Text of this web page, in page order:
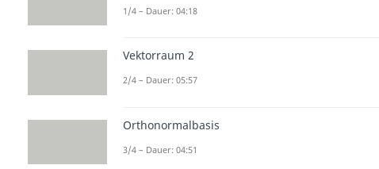
1/4 – Dauer: 04:18
Vektorraum 2
2/4 – Dauer: 05:57
Orthonormalbasis
3/4 – Dauer: 04:51